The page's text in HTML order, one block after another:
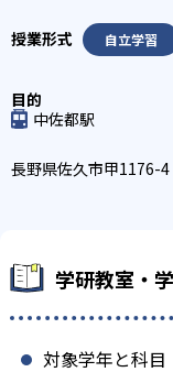
自立学習
中佐都駅
長野県佐久市甲1176-
学研教室・
対象学年と科目